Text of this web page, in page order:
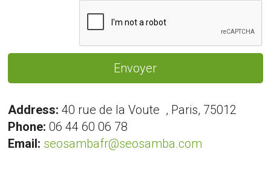
Address:40 rue de la Voute , Paris, 75012
Phone:06 44 60 06 78
Email: seosambafr@seosamba.com